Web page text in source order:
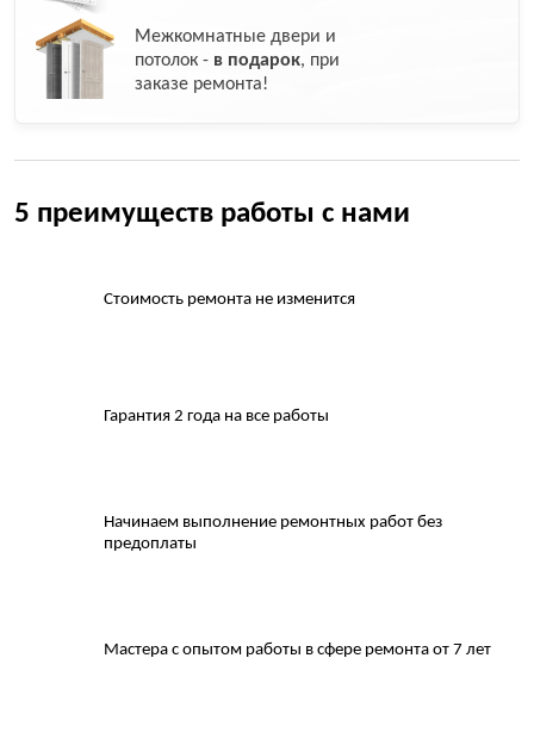
Межкомнатные двери и
потолок - в подарок, при
заказе ремонта!
5 преимуществ работы с нами
Стоимость ремонта не изменится
Гарантия 2 года на все работы
Начинаем выполнение ремонтных работ без
предоплаты
Мастера с опытом работы в сфере ремонта от 7 лет